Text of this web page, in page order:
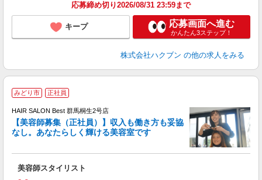
応募締め切り2026/08/31 23:59まで
キープ 応募画面へ進む
かんたん3ステップ！
株式会社ハクブン の他の求人をみる
みどり市 正社員
HAIR SALON Best 群馬桐生2号店
【美容師募集（正社員）】収入も働き方も妥協
なし。あなたらしく輝ける美容室です
美容師スタイリスト